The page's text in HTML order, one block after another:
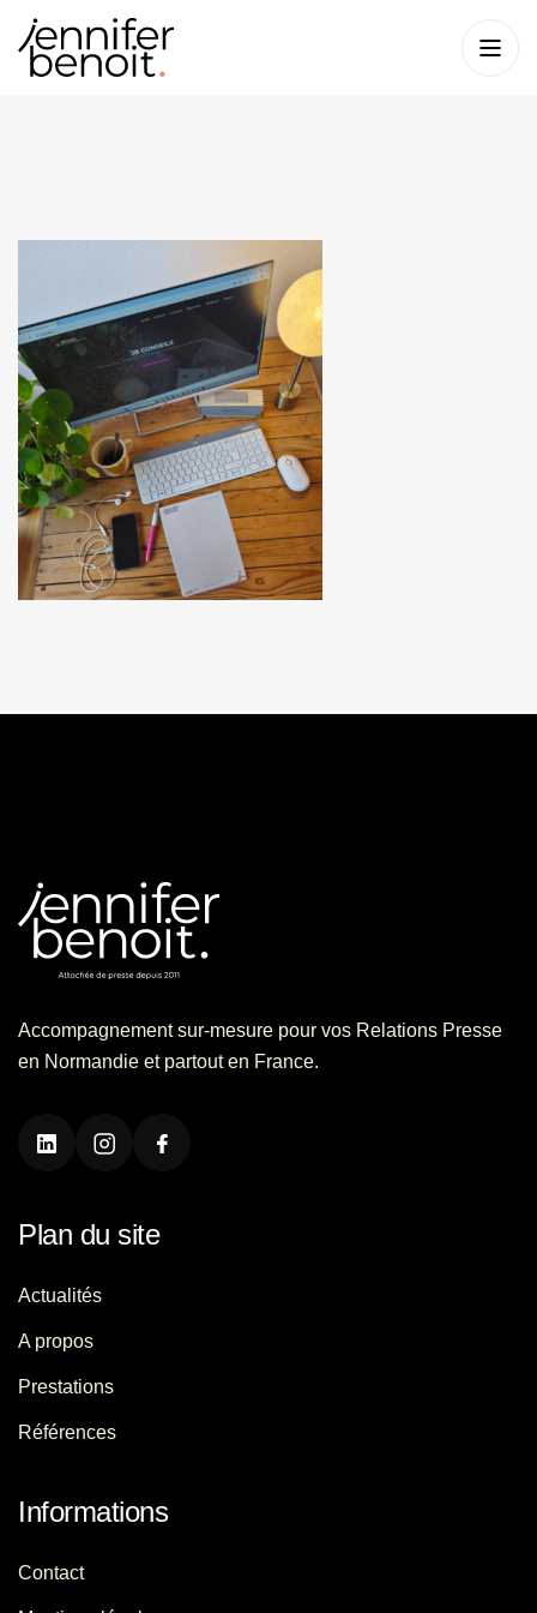
Accompagnement sur-mesure pour vos Relations Presse
en Normandie et partout en France.
Plan du site
Actualités
A propos
Prestations
Références
Informations
Contact